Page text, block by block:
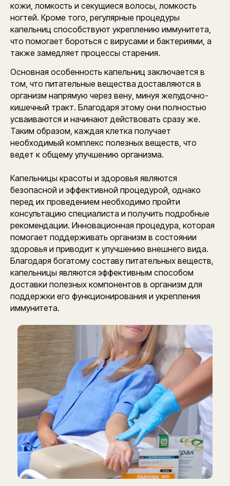
кожи, ломкость и секущиеся волосы, ломкость
ногтей. Кроме того, регулярные процедуры
капельниц способствуют укреплению иммунитета,
что помогает бороться с вирусами и бактериями, а
также замедляет процессы старения.
Основная особенность капельниц заключается в
том, что питательные вещества доставляются в
организм напрямую через вену, минуя желудочно-
кишечный тракт. Благодаря этому они полностью
усваиваются и начинают действовать сразу же.
Таким образом, каждая клетка получает
необходимый комплекс полезных веществ, что
ведет к общему улучшению организма.
Капельницы красоты и здоровья являются
безопасной и эффективной процедурой, однако
перед их проведением необходимо пройти
консультацию специалиста и получить подробные
рекомендации. Инновационная процедура, которая
помогает поддерживать организм в состоянии
здоровья и приводит к улучшению внешнего вида.
Благодаря богатому составу питательных веществ,
капельницы являются эффективным способом
доставки полезных компонентов в организм для
поддержки его функционирования и укрепления
иммунитета.